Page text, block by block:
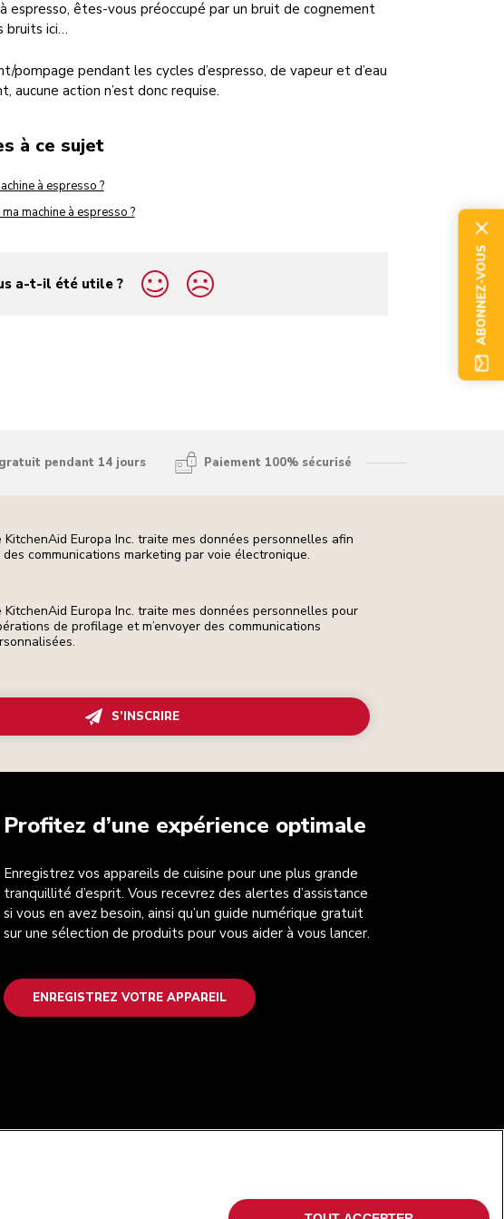
espresso, êtes-vous préoccupé par un bruit de cognement
bruits ici…
pendant les cycles d’espresso, de vapeur et d’eau
aucune action n’est donc requise.
à ce sujet
à espresso ?
machine à espresso ?
a-t-il été utile ?
pendant 14 jours Paiement 100% sécurisé
KitchenAid Europa Inc. traite mes données personnelles afin
des communications marketing par voie électronique.
KitchenAid Europa Inc. traite mes données personnelles pour
de profilage et m’envoyer des communications
S’INSCRIRE
Profitez d’une expérience optimale
Enregistrez vos appareils de cuisine pour une plus grande
tranquillité d’esprit. Vous recevrez des alertes d’assistance
si vous en avez besoin, ainsi qu’un guide numérique gratuit
sur une sélection de produits pour vous aider à vous lancer.
ENREGISTREZ VOTRE APPAREIL
ABONNEZ-VOUS